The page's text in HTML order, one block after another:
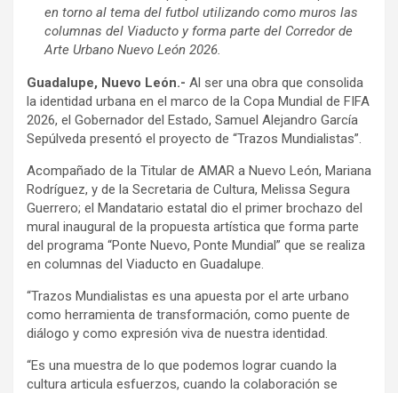
en torno al tema del futbol utilizando como muros las
columnas del Viaducto y forma parte del Corredor de
Arte Urbano Nuevo León 2026.
Guadalupe, Nuevo León.- Al ser una obra que consolida
la identidad urbana en el marco de la Copa Mundial de FIFA
2026, el Gobernador del Estado, Samuel Alejandro García
Sepúlveda presentó el proyecto de “Trazos Mundialistas”.
Acompañado de la Titular de AMAR a Nuevo León, Mariana
Rodríguez, y de la Secretaria de Cultura, Melissa Segura
Guerrero; el Mandatario estatal dio el primer brochazo del
mural inaugural de la propuesta artística que forma parte
del programa “Ponte Nuevo, Ponte Mundial” que se realiza
en columnas del Viaducto en Guadalupe.
“Trazos Mundialistas es una apuesta por el arte urbano
como herramienta de transformación, como puente de
diálogo y como expresión viva de nuestra identidad.
“Es una muestra de lo que podemos lograr cuando la
cultura articula esfuerzos, cuando la colaboración se